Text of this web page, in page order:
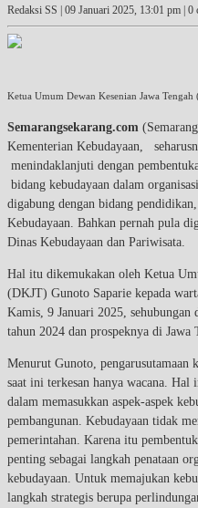
Redaksi SS | 09 Januari 2025, 13:01 pm |
Ketua Umum Dewan Kesenian Jawa
Semarangsekarang.com
Kementerian Kebudayaan,
menindaklanjuti dengan
bidang kebudayaan dalam
digabung dengan bidang
Kebudayaan. Bahkan pernah pula
Dinas Kebudayaan dan Pariwisata.
Hal itu dikemukakan oleh Ketua
(DKJT) Gunoto Saparie kepada
Kamis, 9 Januari 2025, sehubungan
tahun 2024 dan prospeknya di Jawa
Menurut Gunoto, pengarusutamaan
saat ini terkesan hanya wacana. Hal
dalam memasukkan aspek-aspek
pembangunan. Kebudayaan tidak
pemerintahan. Karena itu
penting sebagai langkah penataan
kebudayaan. Untuk memajukan
langkah strategis berupa